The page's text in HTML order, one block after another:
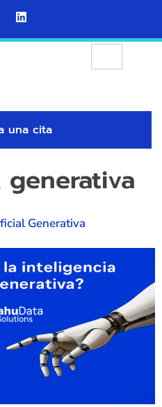
una cita
generativa
Generativa